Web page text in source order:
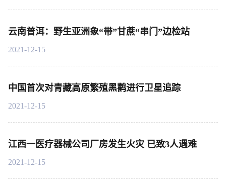
云南普洱：野生亚洲象“带”甘蔗“串门”边检站
2021-12-15
中国首次对青藏高原繁殖黑鹳进行卫星追踪
2021-12-15
江西一医疗器械公司厂房发生火灾 已致3人遇难
2021-12-15